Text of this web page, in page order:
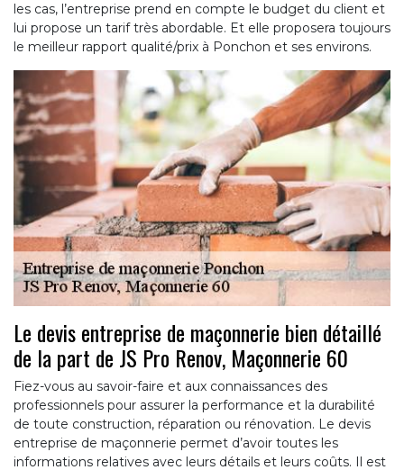
les cas, l’entreprise prend en compte le budget du client et
lui propose un tarif très abordable. Et elle proposera toujours
le meilleur rapport qualité/prix à Ponchon et ses environs.
Le devis entreprise de maçonnerie bien détaillé
de la part de JS Pro Renov, Maçonnerie 60
Fiez-vous au savoir-faire et aux connaissances des
professionnels pour assurer la performance et la durabilité
de toute construction, réparation ou rénovation. Le devis
entreprise de maçonnerie permet d’avoir toutes les
informations relatives avec leurs détails et leurs coûts. Il est